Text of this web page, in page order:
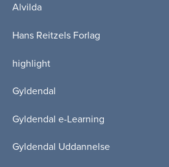
Alvilda
Hans Reitzels Forlag
highlight
Gyldendal
Gyldendal e-Learning
Gyldendal Uddannelse